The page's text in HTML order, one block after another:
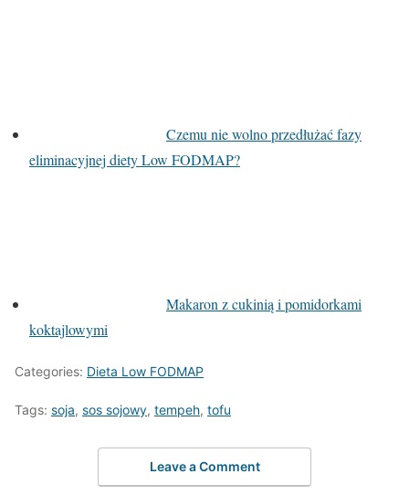
Czemu nie wolno przedłużać fazy
eliminacyjnej diety Low FODMAP?
Makaron z cukinią i pomidorkami
koktajlowymi
Categories: Dieta Low FODMAP
Tags: soja, sos sojowy, tempeh, tofu
Leave a Comment